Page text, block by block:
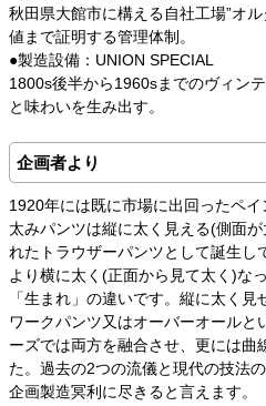
秋田県大館市に構える自社工場”オ
値まで証明する管理体制。
●製造設備：UNION SPECIAL
1800s後半から1960sまでのヴィン
と味わいを生み出す。
企画者より
1920年には既に市場に出回ったペ
太みパンツは縦に太く見える(側面
れたトラウザーパンツとして誕生し
より横に太く(正面から見て太く)な
「生まれ」の違いです。縦に太く
ワークパンツ又はオーバーオールと
ーズでは両方を融合させ、更には曲
た。過去の2つの流儀と現代の技法
企画製造冥利に尽きると言えます。